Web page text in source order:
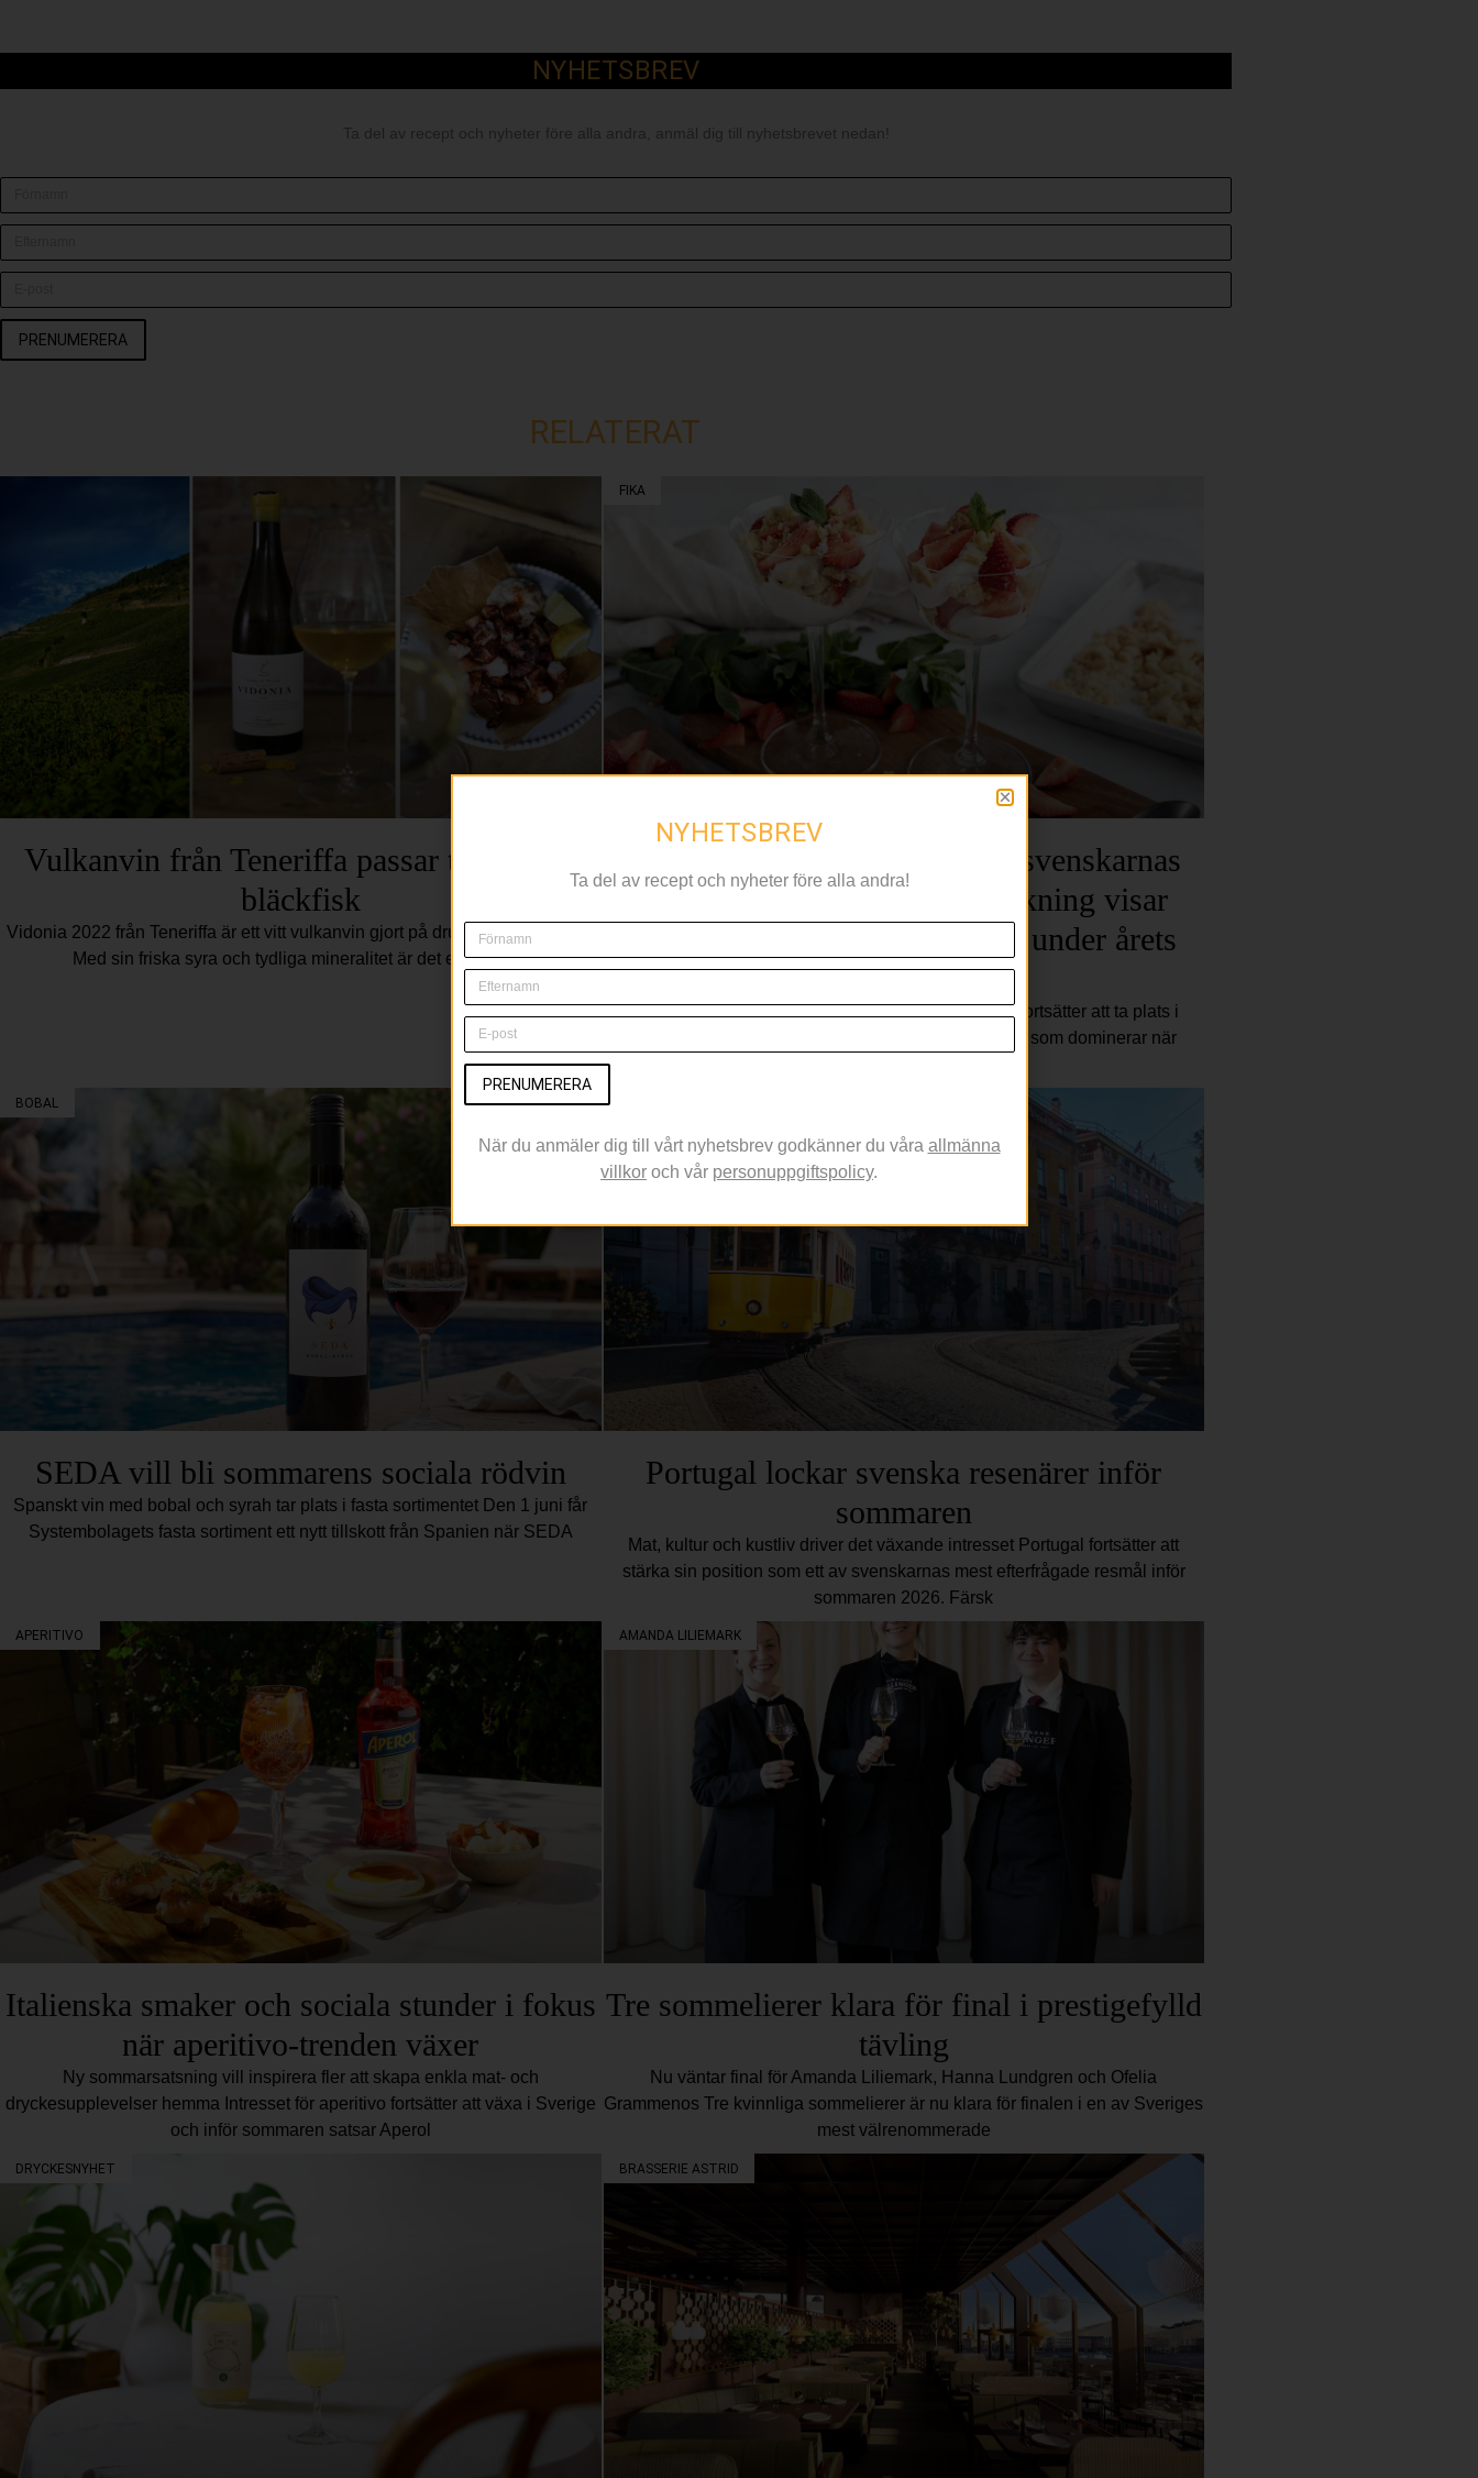
NYHETSBREV
Ta del av recept och nyheter före alla andra, anmäl dig till nyhetsbrevet nedan!
PRENUMERERA
RELATERAT
Vulkanvin från Teneriffa passar till grillad
bläckfisk
Vidonia 2022 från Teneriffa är ett vitt vulkanvin gjort på druvan listán blanco.
Med sin friska syra och tydliga mineralitet är det ett vin som
FIKA
Grillat och jordgubbar toppar svenskarnas
sommarfavoriter Ny undersökning visar
vilka smaker som lockar mest under årets
varmaste månader
Trots att nya smaker och internationella influenser fortsätter att ta plats i
svenska kök är det de klassiska sommarfavoriterna som dominerar när
BOBAL
SEDA vill bli sommarens sociala rödvin
Spanskt vin med bobal och syrah tar plats i fasta sortimentet Den 1 juni får
Systembolagets fasta sortiment ett nytt tillskott från Spanien när SEDA
Portugal lockar svenska resenärer inför
sommaren
Mat, kultur och kustliv driver det växande intresset Portugal fortsätter att
stärka sin position som ett av svenskarnas mest efterfrågade resmål inför
sommaren 2026. Färsk
APERITIVO
Italienska smaker och sociala stunder i fokus
när aperitivo-trenden växer
Ny sommarsatsning vill inspirera fler att skapa enkla mat- och
dryckesupplevelser hemma Intresset för aperitivo fortsätter att växa i Sverige
och inför sommaren satsar Aperol
AMANDA LILIEMARK
Tre sommelierer klara för final i prestigefylld
tävling
Nu väntar final för Amanda Liliemark, Hanna Lundgren och Ofelia
Grammenos Tre kvinnliga sommelierer är nu klara för finalen i en av Sveriges
mest välrenommerade
DRYCKESNYHET BRASSERIE ASTRID
NYHETSBREV
Ta del av recept och nyheter före alla andra!
PRENUMERERA
När du anmäler dig till vårt nyhetsbrev godkänner du våra allmänna
villkor och vår personuppgiftspolicy.